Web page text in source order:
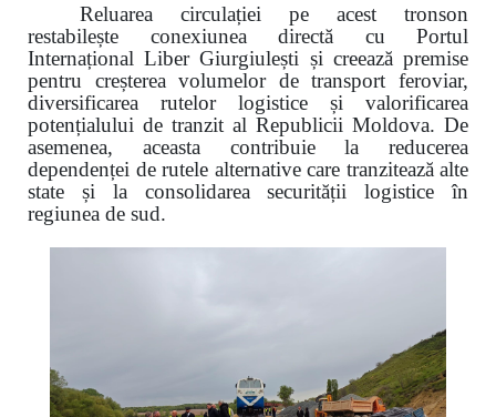
Reluarea circulației pe acest tronson
restabilește conexiunea directă cu Portul
Internațional Liber Giurgiulești și creează premise
pentru creșterea volumelor de transport feroviar,
diversificarea rutelor logistice și valorificarea
potențialului de tranzit al Republicii Moldova. De
asemenea, aceasta contribuie la reducerea
dependenței de rutele alternative care tranzitează alte
state și la consolidarea securității logistice în
regiunea de sud.